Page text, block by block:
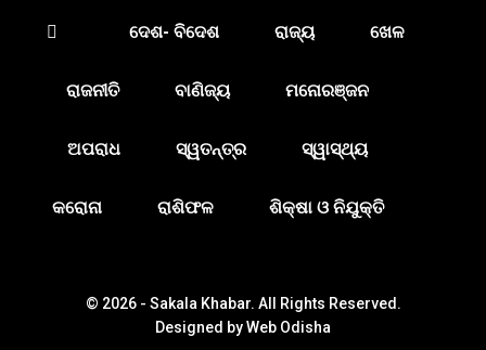
ଦେଶ- ବିଦେଶ ରାଜ୍ୟ ଖେଳ
ରାଜନୀତି ବାଣିଜ୍ୟ ମନୋରଞ୍ଜନ
ଅପରାଧ ସ୍ୱତନ୍ତ୍ର ସ୍ୱାସ୍ଥ୍ୟ
କରୋନା ରାଶିଫଳ ଶିକ୍ଷା ଓ ନିଯୁକ୍ତି
© 2026 - Sakala Khabar. All Rights Reserved.
Designed byWeb Odisha